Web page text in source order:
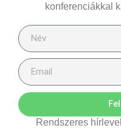
konferenciákkal
Rendszeres